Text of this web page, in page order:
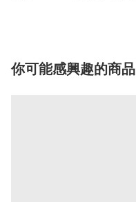
你可能感興趣的商品